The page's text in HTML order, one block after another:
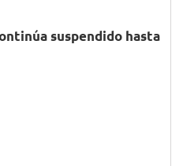
suspendido hasta